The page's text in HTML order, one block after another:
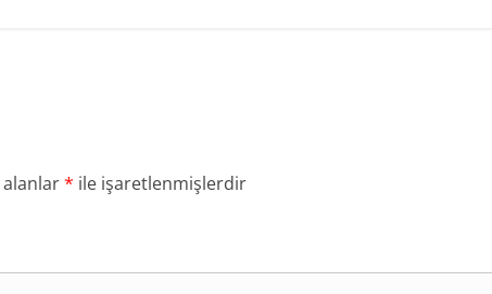
alanlar* ile işaretlenmişlerdir